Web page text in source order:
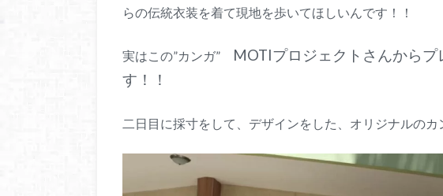
らの伝統衣装を着て現地を歩いてほしいんです！！
実はこの”カンガ”
MOTIプロジェクトさんからプ
す！！
二日目に採寸をして、デザインをした、オリジナルのカ